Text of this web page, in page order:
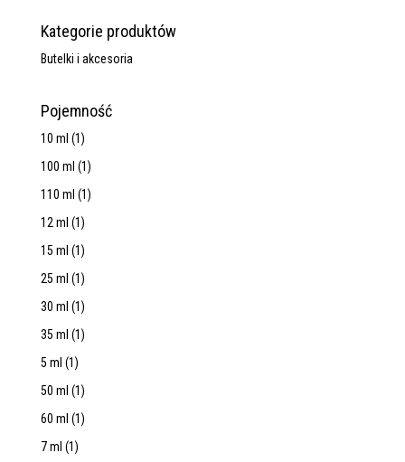
Kategorie produktów
Butelki i akcesoria
Pojemność
10 ml (1)
100 ml (1)
110 ml (1)
12 ml (1)
15 ml (1)
25 ml (1)
30 ml (1)
35 ml (1)
5 ml (1)
50 ml (1)
60 ml (1)
7 ml (1)